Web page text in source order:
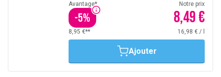
Avantage*
-5%
Notre prix
8,49 €
8,95 €** 16,98 € /
Ajouter